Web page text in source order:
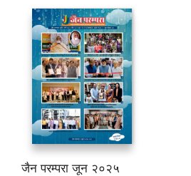
जैन परम्परा जून २०२५